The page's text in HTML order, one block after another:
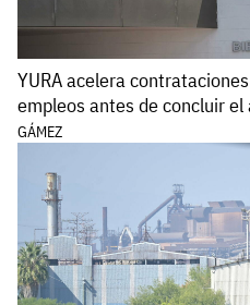
YURA acelera
empleos antes de concluir el
GÁMEZ